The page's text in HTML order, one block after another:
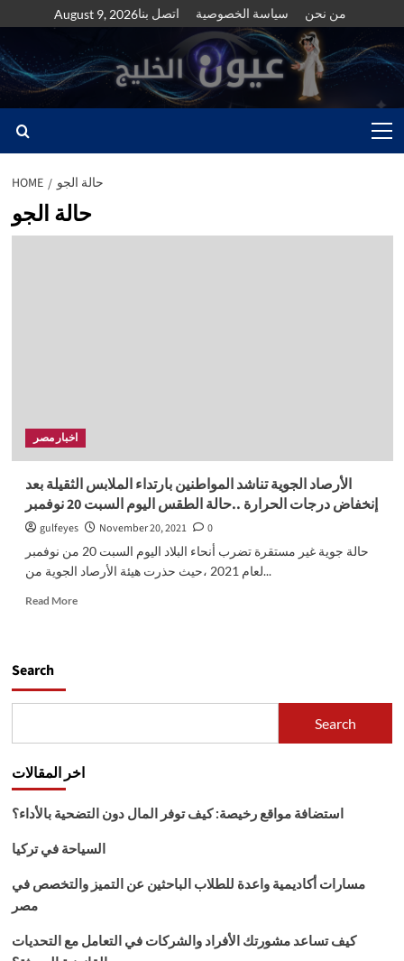
to
content
August 9, 2026اتصل بنا سياسة الخصوصية من نحن
Menu
HOME حالة الجو
حالة الجو
اخبار مصر
الأرصاد الجوية تناشد المواطنين بارتداء الملابس الثقيلة بعد
إنخفاض درجات الحرارة ..حالة الطقس اليوم السبت 20 نوفمبر
gulfeyes November 20, 2021
0
حالة جوية غير مستقرة تضرب أنحاء البلاد اليوم السبت 20 من نوفمبر
لعام 2021 ،حيث حذرت هيئة الأرصاد الجوية من...
Read MoreRead
المواطنين
بعد
الحرارة
الطقس
السبت
Search
Search
اخر المقالات
استضافة مواقع رخيصة: كيف توفر المال دون التضحية بالأداء؟
السياحة في تركيا
مسارات أكاديمية واعدة للطلاب الباحثين عن التميز والتخصص في
مصر
كيف تساعد مشورتك الأفراد والشركات في التعامل مع التحديات